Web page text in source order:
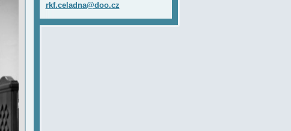
rkf.celadna@doo.cz